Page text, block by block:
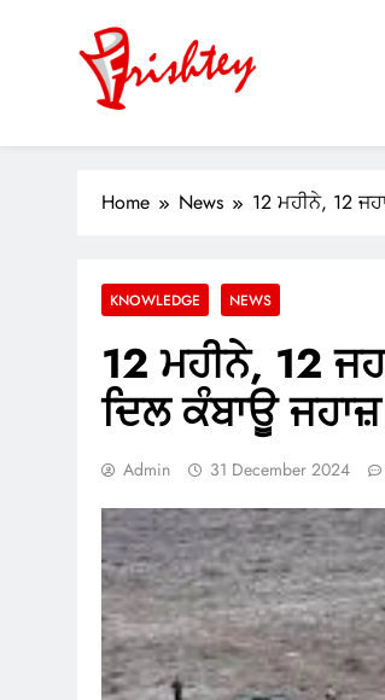
Your Window to the World
Home News 12 ਮਹੀਨੇ, 12
KNOWLEDGE NEWS
12 ਮਹੀਨੇ, 12
ਦਿਲ ਕੰਬਾਊ
Admin 31 December 2024